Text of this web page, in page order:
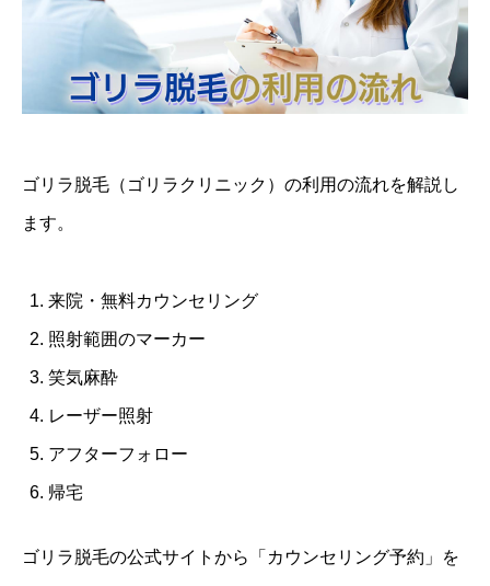
ゴリラ脱毛（ゴリラクリニック）の利用の流れを解説し
ます。
来院・無料カウンセリング
照射範囲のマーカー
笑気麻酔
レーザー照射
アフターフォロー
帰宅
ゴリラ脱毛の公式サイトから「カウンセリング予約」を